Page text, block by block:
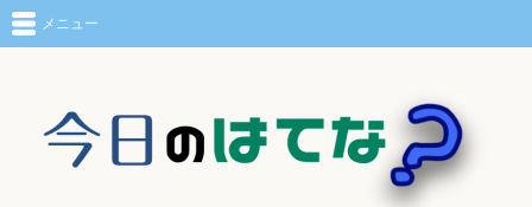
メニュー